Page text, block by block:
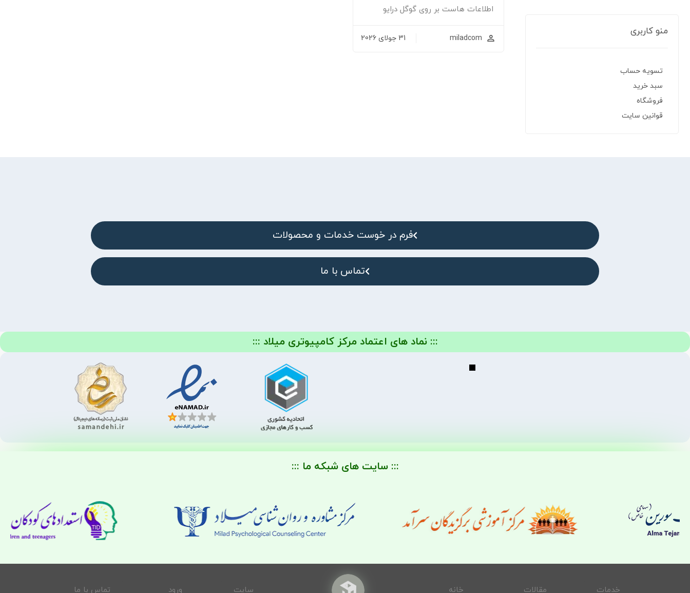
اطلاعات هاست بر روی گوگل درایو
miladcom 31 جولای 2026
منو کاربری
تسویه حساب
سبد خرید
فروشگاه
قوانین سایت
فرم در خوست خدمات و محصولات
تماس با ما
::: نماد های اعتماد مرکز کامپیوتری میلاد :::
::: سایت های شبکه ما :::
خدمات مقالات خانه سایت ورود تماس با ما